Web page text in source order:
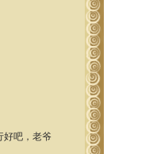
吧，老爷